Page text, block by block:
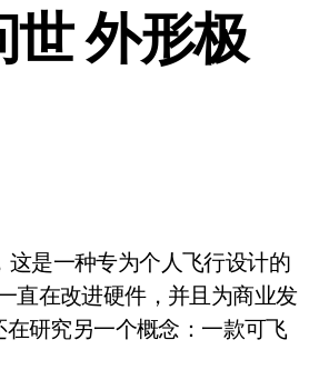
外形极
直在改进硬件，并且为商业发
研究另一个概念：一款可飞